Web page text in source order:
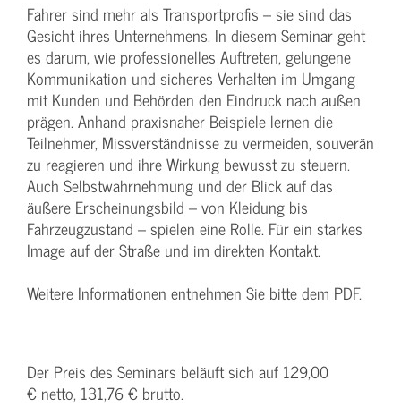
Fahrer sind mehr als Transportprofis – sie sind das
Gesicht ihres Unternehmens. In diesem Seminar geht
es darum, wie professionelles Auftreten, gelungene
Kommunikation und sicheres Verhalten im Umgang
mit Kunden und Behörden den Eindruck nach außen
prägen. Anhand praxisnaher Beispiele lernen die
Teilnehmer, Missverständnisse zu vermeiden, souverän
zu reagieren und ihre Wirkung bewusst zu steuern.
Auch Selbstwahrnehmung und der Blick auf das
äußere Erscheinungsbild – von Kleidung bis
Fahrzeugzustand – spielen eine Rolle. Für ein starkes
Image auf der Straße und im direkten Kontakt.
Weitere Informationen entnehmen Sie bitte dem PDF.
Der Preis des Seminars beläuft sich auf 129,00
€ netto, 131,76 € brutto.